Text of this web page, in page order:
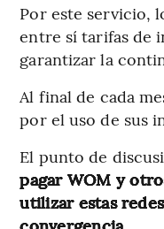
Por este servicio,
entre sí tarifas de
garantizar la
Al final de cada
por el uso de sus
El punto de
pagar WOM y
utilizar estas